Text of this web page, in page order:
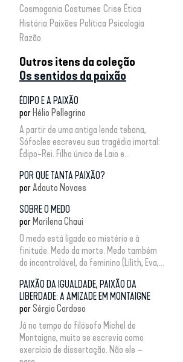
Cosmogonia Costumes Crise Ética
História Paixões Política Psicologia
Razão
Outros itens da coleção
Os sentidos da paixão
ÉDIPO E A PAIXÃO
por Hélio Pellegrino
A partir de uma antiga lenda tebana,
Sófocles escreveu sua tragédia imortal:
Édipo-Rei. Filho único de Laio e...
POR QUE TANTA PAIXÃO?
porAdauto Novaes
SOBRE O MEDO
por Marilena Chaui
O medo está ligado ao mistério e à
finitude. Medo da morte. Medo também
do incontrolável, do feminino (Lilith, Eva,...
PAIXÃO DA IGUALDADE, PAIXÃO DA
LIBERDADE: A AMIZADE EM MONTAIGNE
porSérgio Cardoso
Já no tempo do filósofo Michel de
Montaigne, muito se escrevia como
exercício de dissertação. Não ele –